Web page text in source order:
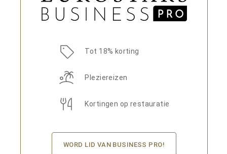
Tot 18% korting
Pleziereizen
Kortingen op restauratie
WORD LID VAN BUSINESS PRO!